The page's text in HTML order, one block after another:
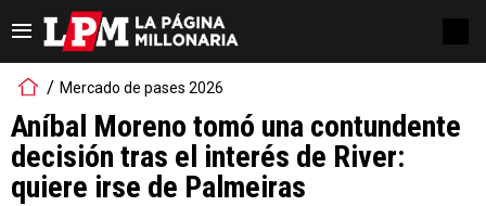
Mercado de pases 2026
Aníbal Moreno tomó una contundente
decisión tras el interés de River:
quiere irse de Palmeiras